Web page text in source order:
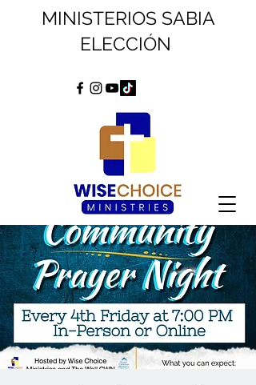
MINISTERIOS SABIA
ELECCIÓN